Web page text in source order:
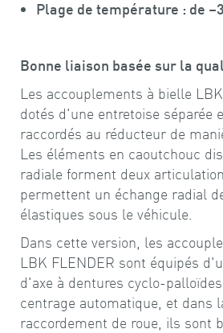
Plage de température : de
Bonne liaison basée sur la
Les accouplements à bielle
dotés d'une entretoise séparée
raccordés au réducteur de
Les éléments en caoutchouc
radiale forment deux
permettent un échange radial
élastiques sous le véhicule.
Dans cette version, les
LBK FLENDER sont équipés
d'axe à dentures cyclo-
centrage automatique, et dans
raccordement de roue, ils sont